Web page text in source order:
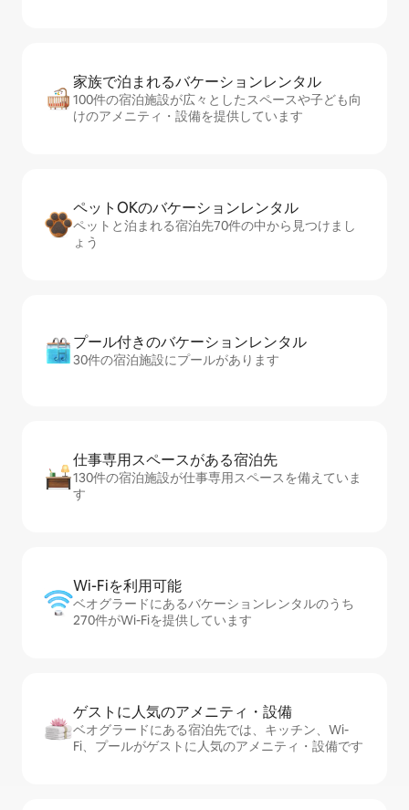
家族で泊まれるバ⁠ケ⁠ー⁠シ⁠ョ⁠ンレ⁠ン⁠タ⁠ル
100件の宿泊施設が広々としたスペースや子ども向
けのアメニティ・設備を提供しています
ペットOKのバ⁠ケ⁠ー⁠シ⁠ョ⁠ンレ⁠ン⁠タ⁠ル
ペットと泊まれる宿泊先70件の中から見つけまし
ょう
プール付きのバ⁠ケ⁠ー⁠シ⁠ョ⁠ンレ⁠ン⁠タ⁠ル
30件の宿泊施設にプールがあります
仕事専用ス⁠ペ⁠ー⁠スがあ⁠る宿⁠泊⁠先
130件の宿泊施設が仕事専用スペースを備えていま
す
Wi-Fiを利⁠用⁠可⁠能
ベオグラードにあるバケーションレンタルのうち
270件がWi-Fiを提供しています
ゲストに人⁠気⁠のア⁠メ⁠ニ⁠テ⁠ィ・設⁠備
ベオグラードにある宿泊先では、キッチン、Wi-
Fi、プールがゲストに人気のアメニティ・設備です